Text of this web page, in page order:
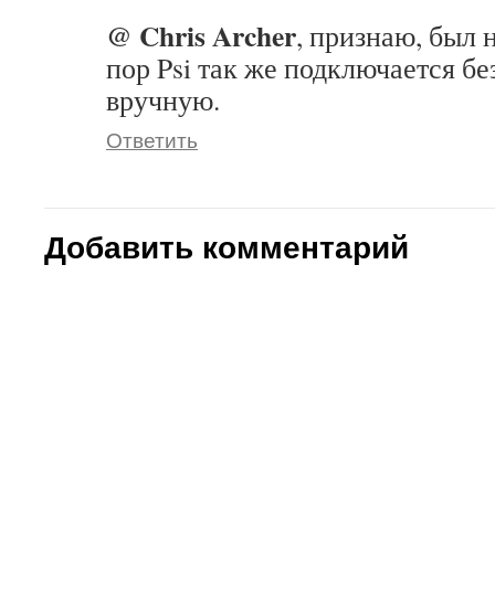
@ Chris Archer, признаю, был
пор Psi так же подключается
вручную.
Ответить
Добавить комментарий